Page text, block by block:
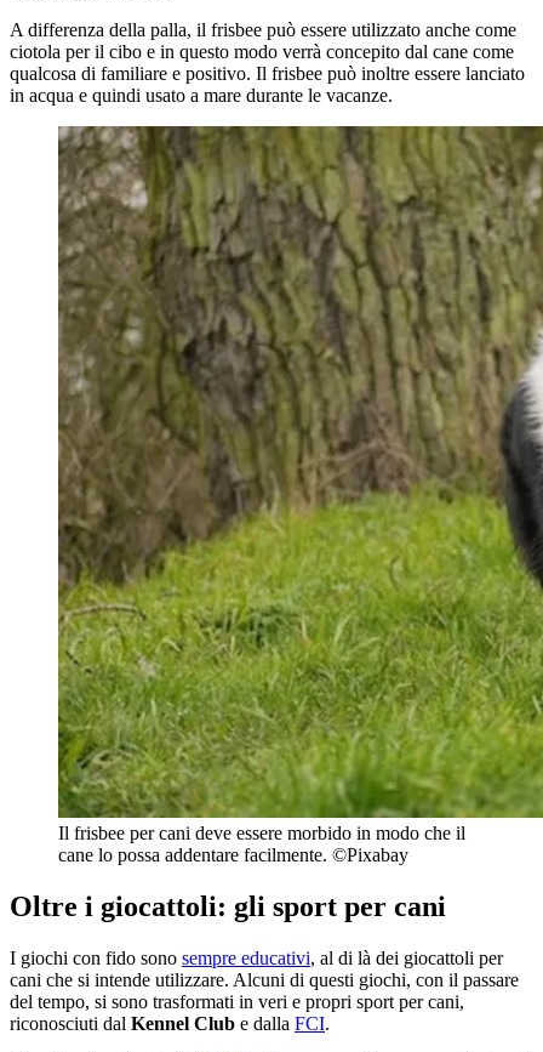
A differenza della palla, il frisbee può essere utilizzato anche come
ciotola per il cibo e in questo modo verrà concepito dal cane come
qualcosa di familiare e positivo. Il frisbee può inoltre essere lanciato
in acqua e quindi usato a mare durante le vacanze.
Il frisbee per cani deve essere morbido in modo che il
cane lo possa addentare facilmente. ​​​​​​©Pixabay
Oltre i giocattoli: gli sport per cani
I giochi con fido sono sempre educativi, al di là dei giocattoli per
cani che si intende utilizzare. Alcuni di questi giochi, con il passare
del tempo, si sono trasformati in veri e propri sport per cani,
riconosciuti dal Kennel Club e dalla FCI.